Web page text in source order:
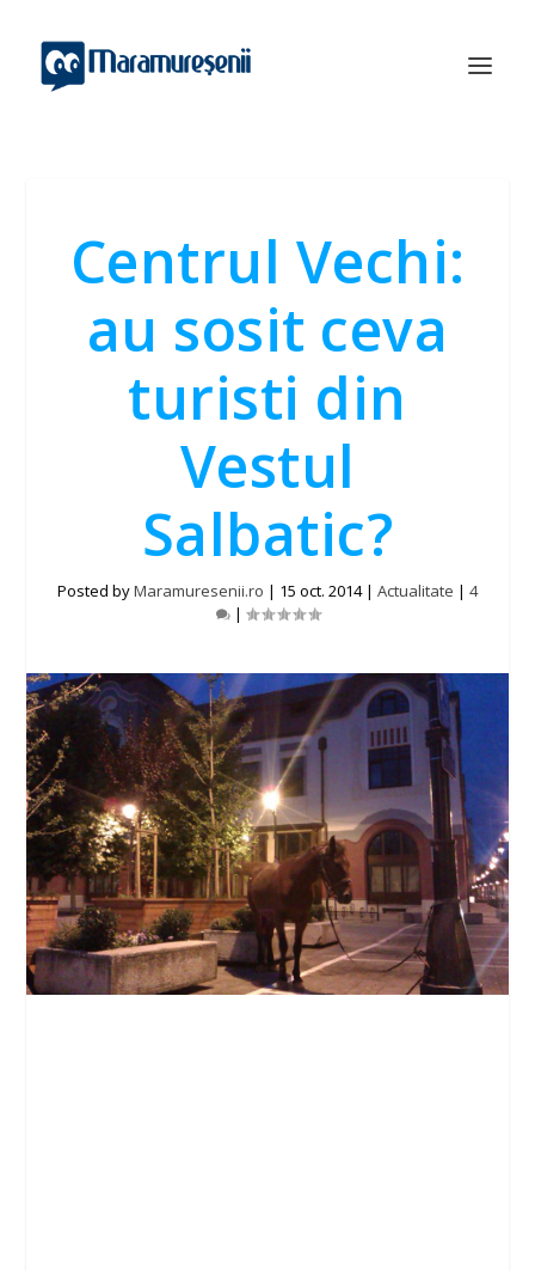
Centrul Vechi:
au sosit ceva
turisti din
Vestul
Salbatic?
Posted byMaramuresenii.ro | 15 oct. 2014| Actualitate | 4
|